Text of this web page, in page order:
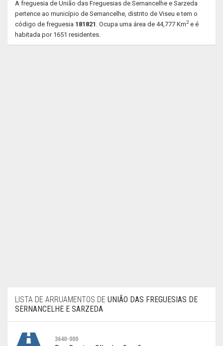
A freguesia de União das Freguesias de Sernancelhe e Sarzeda
pertence ao município de Sernancelhe, distrito de Viseu e tem o
código de freguesia 181821 . Ocupa uma área de 44,777 Km2e é
habitada por 1651 residentes.
LISTA DE ARRUAMENTOS DE UNIÃO DAS FREGUESIAS DE
SERNANCELHE E SARZEDA
3640-000